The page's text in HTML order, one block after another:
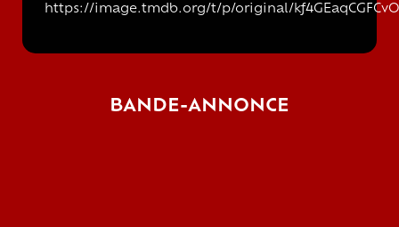
https://image.tmdb.org/t/p/original/
BANDE-ANNONCE